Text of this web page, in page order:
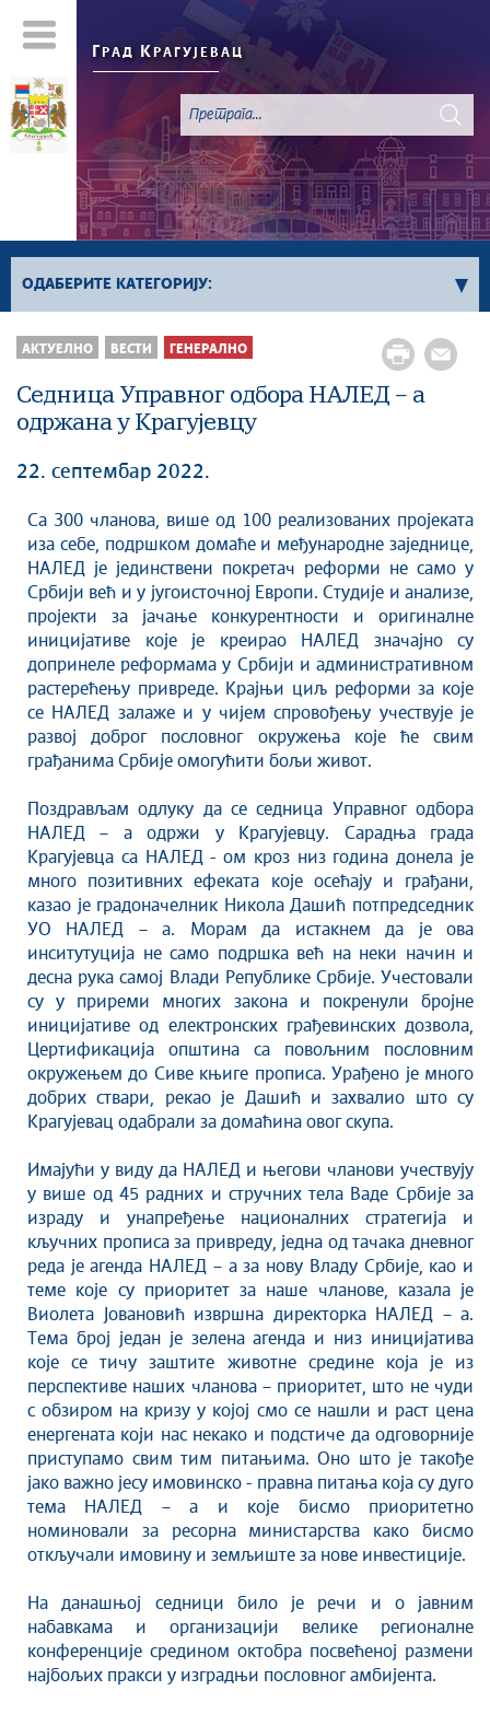
Г РАД К РАГУЈЕВАЦ
ОДАБЕРИТЕ КАТЕГОРИЈУ:
Све вести
Сервисне Информације
Генерално
Односи са јавношћу
Здравство
Социјална заштита
Спорт
Седнице Градског већа
Седнице Скупштине
Туризам
Крагујевац - Град у парку
Екологија
НВО
Међународна сарадња
Позив за медије
Избори
Октобарске свечаности
Образовање
Савет за координацију послова безбедности
саобраћаја
Људска и мањинска права
АКТУЕЛНО ВЕСТИ ГЕНЕРАЛНО
Седница Управног одбора НАЛЕД – а
одржана у Крагујевцу
22. септембар 2022.
Са 300 чланова, више од 100 реализованих пројеката
иза себе, подршком домаће и међународне заједнице,
НАЛЕД је јединствени покретач реформи не само у
Србији већ и у југоисточној Европи. Студије и анализе,
пројекти за јачање конкурентности и оригиналне
иницијативе које је креирао НАЛЕД значајно су
допринеле реформама у Србији и административном
растерећењу привреде. Крајњи циљ реформи за које
се НАЛЕД залаже и у чијем спровођењу учествује је
развој доброг пословног окружења које ће свим
грађанима Србије омогућити бољи живот.
Поздрављам одлуку да се седница Управног одбора
НАЛЕД – а одржи у Крагујевцу. Сарадња града
Крагујевца са НАЛЕД - ом кроз низ година донела је
много позитивних ефеката које осећају и грађани,
казао је градоначелник Никола Дашић потпредседник
УО НАЛЕД – а. Морам да истакнем да је ова
инситутуција не само подршка већ на неки начин и
десна рука самој Влади Републике Србије. Учестовали
су у приреми многих закона и покренули бројне
иницијативе од електронских грађевинских дозвола,
Цертификација општина са повољним пословним
окружењем до Сиве књиге прописа. Урађено је много
добрих ствари, рекао је Дашић и захвалио што су
Крагујевац одабрали за домаћина овог скупа.
Имајући у виду да НАЛЕД и његови чланови учествују
у више од 45 радних и стручних тела Ваде Србије за
израду и унапређење националних стратегија и
кључних прописа за привреду, једна од тачака дневног
реда је агенда НАЛЕД – а за нову Владу Србије, као и
теме које су приоритет за наше чланове, казала је
Виолета Јовановић извршна директорка НАЛЕД – а.
Тема број један је зелена агенда и низ иницијатива
које се тичу заштите животне средине која је из
перспективе наших чланова – приоритет, што не чуди
с обзиром на кризу у којој смо се нашли и раст цена
енергената који нас некако и подстиче да одговорније
приступамо свим тим питањима. Оно што је такође
јако важно јесу имовинско - правна питања која су дуго
тема НАЛЕД – а и које бисмо приоритетно
номиновали за ресорна министарства како бисмо
откључали имовину и земљиште за нове инвестиције.
На данашњој седници било је речи и о јавним
набавкама и организацији велике регионалне
конференције средином октобра посвећеној размени
најбољих пракси у изградњи пословног амбијента.